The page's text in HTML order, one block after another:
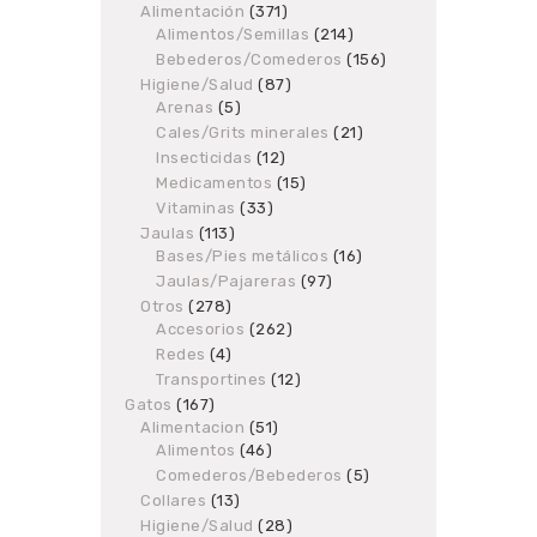
products
Alimentación 371371
products
Alimentos/Semillas 214214
products
Bebederos/Comederos 156156
Higiene/Salud 8787
Arenas 55
products
Cales/Grits minerales 2121
Insecticidas 1212
products
Medicamentos 1515
Vitaminas 3333
Jaulas 113113
products
Bases/Pies metálicos 1616
Jaulas/Pajareras 9797
Otros 278278
products
Accesorios 262262
Redes 44
products
Transportines 1212
Gatos 167167
products
Alimentacion 5151
Alimentos 4646
products
Comederos/Bebederos 55
Collares 1313
products
Higiene/Salud 2828